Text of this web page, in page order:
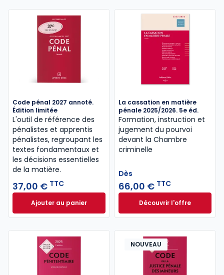
Code pénal 2027 annoté.
Édition limitée
L'outil de référence des
pénalistes et apprentis
pénalistes, regroupant les
textes fondamentaux et
les décisions essentielles
de la matière.
37,00 € TTC
Ajouter au panierCode pénal 2027 annoté. Édition limitée à 37,00 €
La cassation en matière
pénale 2025/2026. 5e éd.
Formation, instruction et
jugement du pourvoi
devant la Chambre
criminelle
Dès
66,00 € TTC
Découvrir l'offreLa cassation en
Dès
NOUVEAU